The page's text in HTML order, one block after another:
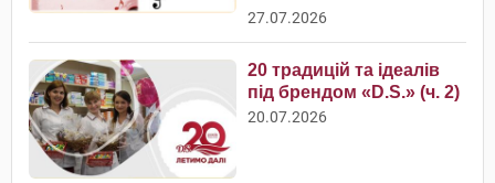
27.07.2026
20 традицій та ідеалів
під брендом «D.S.» (ч. 2)
20.07.2026